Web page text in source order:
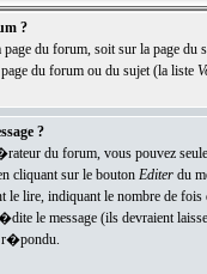
?
du forum, soit sur la page du
du forum ou du sujet (la liste
?
du forum, vous pouvez
cliquant sur le bouton Editerdu
le lire, indiquant le nombre
le message (ils devraient
r�pondu.